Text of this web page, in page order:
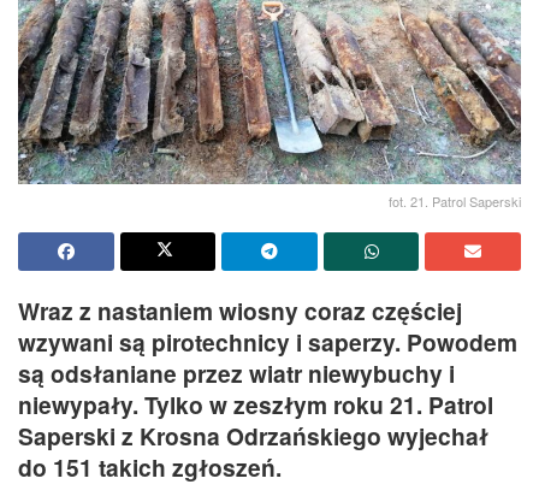
fot. 21. Patrol Saperski
Wraz z nastaniem wiosny coraz częściej
wzywani są pirotechnicy i saperzy. Powodem
są odsłaniane przez wiatr niewybuchy i
niewypały. Tylko w zeszłym roku 21. Patrol
Saperski z Krosna Odrzańskiego wyjechał
do 151 takich zgłoszeń.